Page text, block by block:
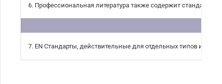
6. Профессиональная литература также содержит стандарты
7. EN Стандарты, действительные для отдельных типов и